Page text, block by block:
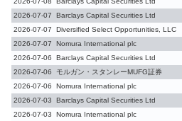
2026-07-07
Barclays Capital Securities Ltd
2026-07-07
Diversified Select Opportunities, LLC
2026-07-07
Nomura International plc
2026-07-06
Barclays Capital Securities Ltd
2026-07-06
モルガン・スタンレーMUFG証券
2026-07-06
Nomura International plc
2026-07-03
Barclays Capital Securities Ltd
2026-07-03
Nomura International plc